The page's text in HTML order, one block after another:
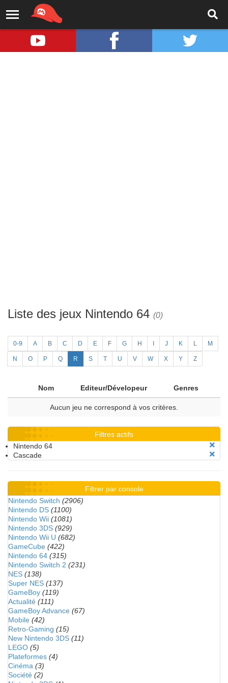
Liste des jeux Nintendo 64 (0)
0-9 A B C D E F G H J K L M
N O P Q R S T U V W X Y Z
Nom Editeur/Dévelopeur Genres
Aucun jeu ne correspond à vos critères.
Filtres actifs
Nintendo 64
Cascade
Filtrer par console
Nintendo Switch (2906)
Nintendo DS (1100)
Nintendo Wii (1081)
Nintendo 3DS (929)
Nintendo Wii U (682)
GameCube (422)
Nintendo 64 (315)
Nintendo Switch 2 (231)
NES (138)
Super NES (137)
GameBoy (119)
Actualité (111)
GameBoy Advance (67)
Mobile (42)
Retro-Gaming (15)
New Nintendo 3DS (11)
LEGO (5)
Plateformes (4)
Cinéma (3)
Société (2)